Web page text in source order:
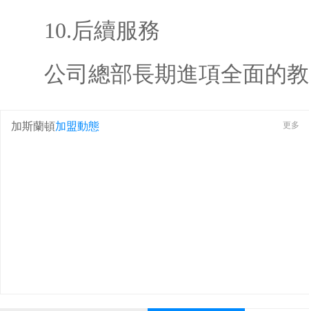
10.后續服務
公司總部長期進項全面的教
加斯蘭頓加盟動態 更多